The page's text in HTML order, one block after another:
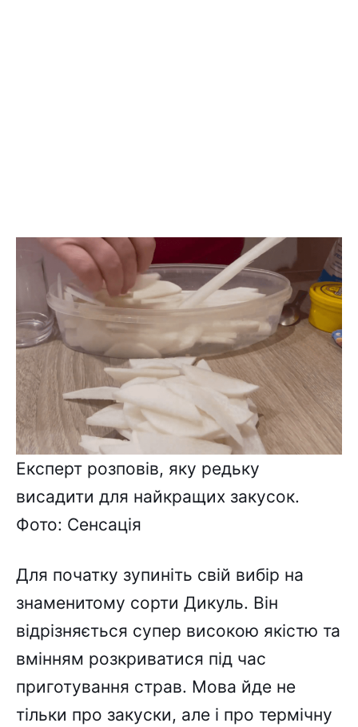
Експерт розповів, яку редьку
висадити для найкращих закусок.
Фото: Сенсація
Для початку зупиніть свій вибір на
знаменитому сорти Дикуль. Він
відрізняється супер високою якістю та
вмінням розкриватися під час
приготування страв. Мова йде не
тільки про закуски, але і про термічну